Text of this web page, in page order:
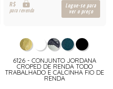
R$
para revenda
Logue-se para
ver o preço
6126 - CONJUNTO JORDANA
CROPED DE RENDA TODO
TRABALHADO E CALCINHA FIO DE
RENDA